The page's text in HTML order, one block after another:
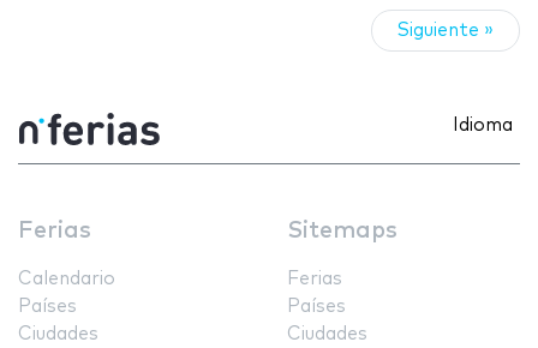
Siguiente »
Idioma
Ferias
Calendario
Países
Ciudades
Sitemaps
Ferias
Países
Ciudades